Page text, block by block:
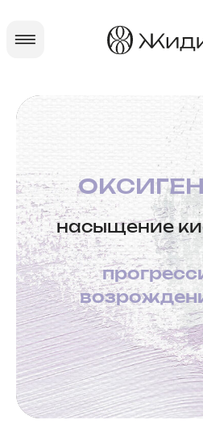
насыщение